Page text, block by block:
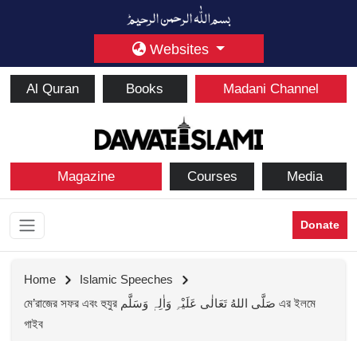
Websites
Al Quran Books Madani Channel
Magazine Courses Media
Donate
Home
Islamic Speeches
মে’রাজের সফর এবং হুযুর صَلَّی اللهُ تَعَالٰی عَلَیْہِ وَاٰلِہٖ وَسَلَّم এর ইলমে
গাইব